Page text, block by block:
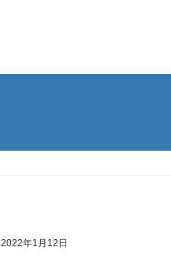
2022年1月12日